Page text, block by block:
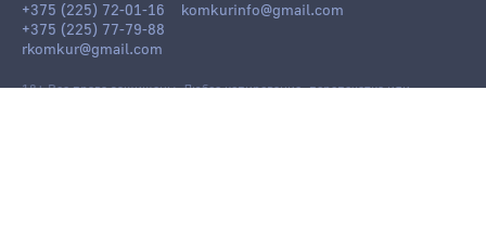
+375 (225) 72-01-16
+375 (225) 77-79-88
rkomkur@gmail.com
komkurinfo@gmail.com
18+ Все права защищены. Любое копирование, перепечатка или